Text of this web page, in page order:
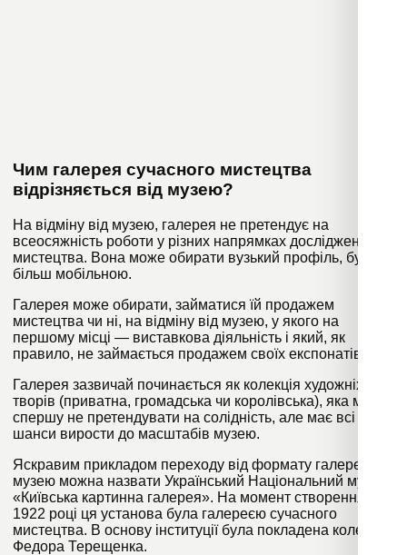
Чим галерея сучасного мистецтва
відрізняється від музею?
На відміну від музею, галерея не претендує на
всеосяжність роботи у різних напрямках дослідження
мистецтва. Вона може обирати вузький профіль, бути
більш мобільною.
Галерея може обирати, займатися їй продажем
мистецтва чи ні, на відміну від музею, у якого на
першому місці — виставкова діяльність і який, як
правило, не займається продажем своїх експонатів.
Галерея зазвичай починається як колекція художніх
творів (приватна, громадська чи королівська), яка може
спершу не претендувати на солідність, але має всі
шанси вирости до масштабів музею.
Яскравим прикладом переходу від формату галереї до
музею можна назвати Український Нацiональний музей
«Київська картинна галерея». На момент створення у
1922 році ця установа була галереєю сучасного
мистецтва. В основу інституції була покладена колекція
Федора Терещенка.